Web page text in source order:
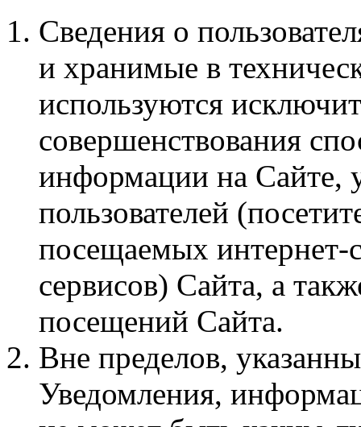
Сведения о
и хранимые в
используются
совершенствования
информации на Сайте,
пользователей
посещаемых интернет-
сервисов) Сайта, а
посещений Сайта.
Вне пределов,
Уведомления,